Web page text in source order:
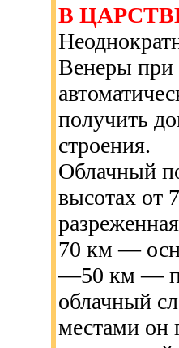
В
Венеры при
получить
строения.
Облачный
высотах от
70 км —
—50 км —
облачный
местами он